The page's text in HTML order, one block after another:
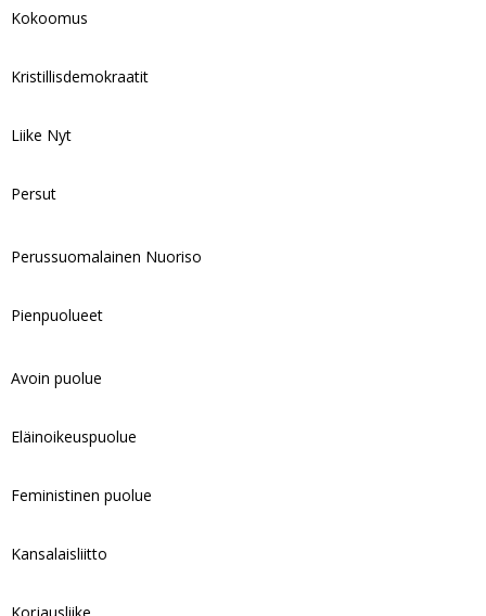
Kokoomus
Kristillisdemokraatit
Liike Nyt
Persut
Perussuomalainen Nuoriso
Pienpuolueet
Avoin puolue
Eläinoikeuspuolue
Feministinen puolue
Kansalaisliitto